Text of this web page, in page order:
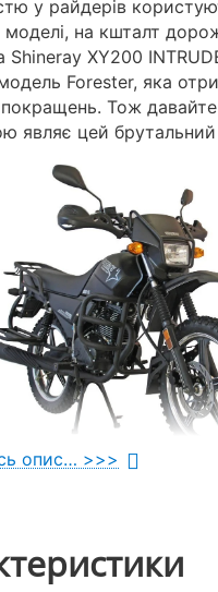
у райдерів
моделі, на кшталт
Shineray XY200
Forester, яка
Тож
являє цей
опис… >>>